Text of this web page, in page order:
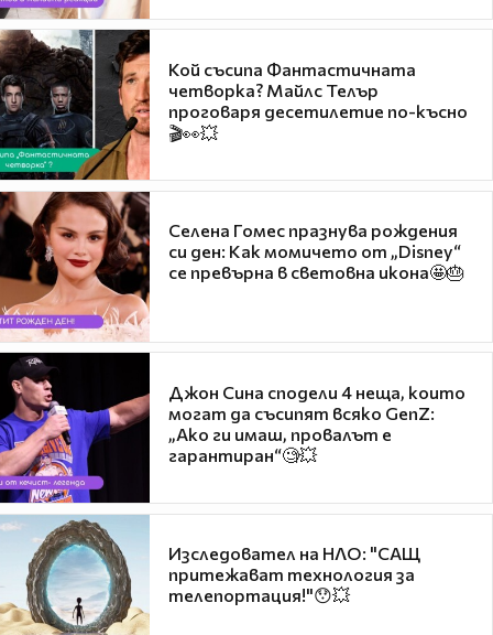
Кой съсипа Фантастичната
четворка? Майлс Телър
проговаря десетилетие по-късно
🎬👀💥
Селена Гомес празнува рождения
си ден: Как момичето от „Disney“
се превърна в световна икона🤩🎂
Джон Сина сподели 4 неща, които
могат да съсипят всяко GenZ:
„Ако ги имаш, провалът е
гарантиран“🧐💥
Изследовател на НЛО: "САЩ
притежават технология за
телепортация!"😯💥